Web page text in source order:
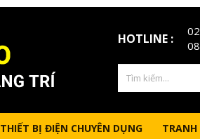
HOTLINE :
THIẾT BỊ ĐIỆN CHUYÊN DỤNG TRANH